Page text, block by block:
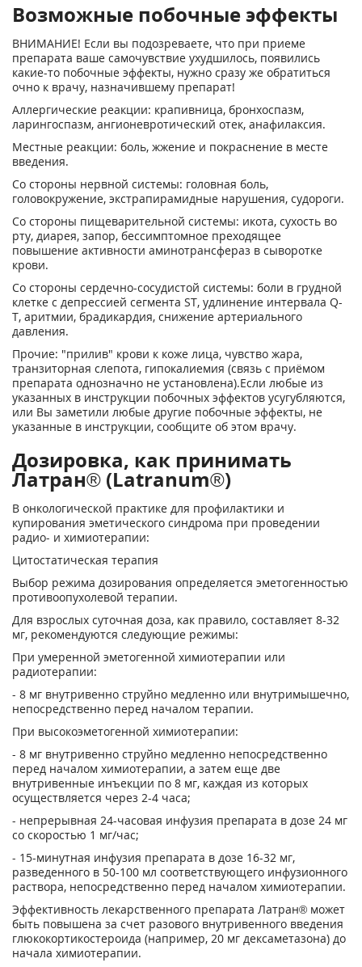
Возможные побочные эффекты
ВНИМАНИЕ! Если вы подозреваете, что при приеме
препарата ваше самочувствие ухудшилось, появились
какие-то побочные эффекты, нужно сразу же обратиться
очно к врачу, назначившему препарат!
Аллергические реакции: крапивница, бронхоспазм,
ларингоспазм, ангионевротический отек, анафилаксия.
Местные реакции: боль, жжение и покраснение в месте
введения.
Со стороны нервной системы: головная боль,
головокружение, экстрапирамидные нарушения, судороги.
Со стороны пищеварительной системы: икота, сухость во
рту, диарея, запор, бессимптомное преходящее
повышение активности аминотрансфераз в сыворотке
крови.
Со стороны сердечно-сосудистой системы: боли в грудной
клетке с депрессией сегмента ST, удлинение интервала Q-
T, аритмии, брадикардия, снижение артериального
давления.
Прочие: "прилив" крови к коже лица, чувство жара,
транзиторная слепота, гипокалиемия (связь с приёмом
препарата однозначно не установлена).Если любые из
указанных в инструкции побочных эффектов усугубляются,
или Вы заметили любые другие побочные эффекты, не
указанные в инструкции, сообщите об этом врачу.
Дозировка, как принимать
Латран® (Latranum®)
В онкологической практике для профилактики и
купирования эметического синдрома при проведении
радио- и химиотерапии:
Цитостатическая терапия
Выбор режима дозирования определяется эметогенностью
противоопухолевой терапии.
Для взрослых суточная доза, как правило, составляет 8-32
мг, рекомендуются следующие режимы:
При умеренной эметогенной химиотерапии или
радиотерапии:
- 8 мг внутривенно струйно медленно или внутримышечно,
непосредственно перед началом терапии.
При высокоэметогенной химиотерапии:
- 8 мг внутривенно струйно медленно непосредственно
перед началом химиотерапии, а затем еще две
внутривенные инъекции по 8 мг, каждая из которых
осуществляется через 2-4 часа;
- непрерывная 24-часовая инфузия препарата в дозе 24 мг
со скоростью 1 мг/час;
- 15-минутная инфузия препарата в дозе 16-32 мг,
разведенного в 50-100 мл соответствующего инфузионного
раствора, непосредственно перед началом химиотерапии.
Эффективность лекарственного препарата Латран® может
быть повышена за счет разового внутривенного введения
глюкокортикостероида (например, 20 мг дексаметазона) до
начала химиотерапии.